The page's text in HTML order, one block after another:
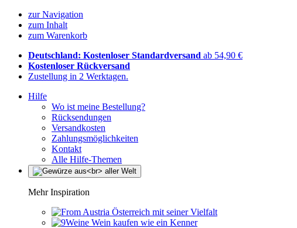
zur Navigation
zum Inhalt
zum Warenkorb
Deutschland: Kostenloser Standardversand ab 54,90 €
Kostenloser Rückversand
Zustellung in 2 Werktagen.
Hilfe
Wo ist meine Bestellung?
Rücksendungen
Versandkosten
Zahlungsmöglichkeiten
Kontakt
Alle Hilfe-Themen
Mehr Inspiration
Österreich mit seiner Vielfalt
Wein kaufen wie ein Kenner